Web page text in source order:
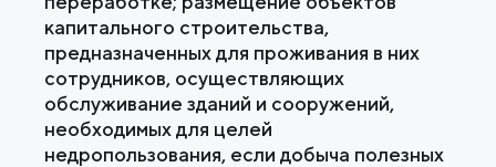
капитального строительства,
предназначенных для проживания в них
сотрудников, осуществляющих
обслуживание зданий и сооружений,
необходимых для целей
недропользования, если добыча полезных